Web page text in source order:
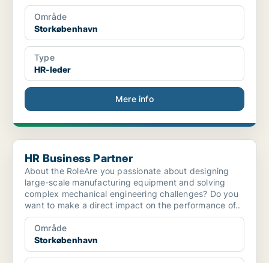
Område
Storkøbenhavn
Type
HR-leder
Mere info
HR Business Partner
HR Business Partner
About the RoleAre you passionate about designing
large-scale manufacturing equipment and solving
complex mechanical engineering challenges? Do you
want to make a direct impact on the performance of..
Område
Storkøbenhavn